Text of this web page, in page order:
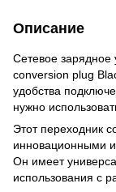
Описание
Сетевое зарядное
conversion plug
удобства
нужно
Этот переходник
инновационными
Он имеет
использования с